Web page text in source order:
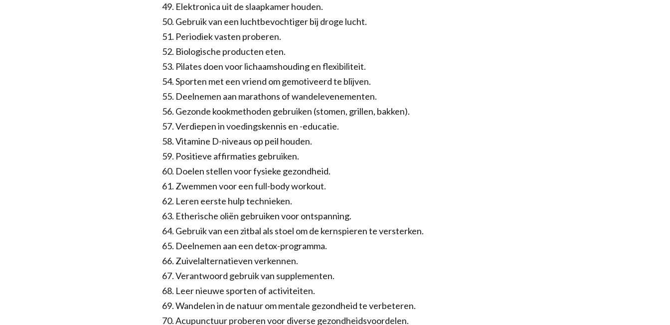
Elektronica uit de slaapkamer houden.
Gebruik van een luchtbevochtiger bij droge lucht.
Periodiek vasten proberen.
Biologische producten eten.
Pilates doen voor lichaamshouding en flexibiliteit.
Sporten met een vriend om gemotiveerd te blijven.
Deelnemen aan marathons of wandelevenementen.
Gezonde kookmethoden gebruiken (stomen, grillen, bakken).
Verdiepen in voedingskennis en -educatie.
Vitamine D-niveaus op peil houden.
Positieve affirmaties gebruiken.
Doelen stellen voor fysieke gezondheid.
Zwemmen voor een full-body workout.
Leren eerste hulp technieken.
Etherische oliën gebruiken voor ontspanning.
Gebruik van een zitbal als stoel om de kernspieren te versterken.
Deelnemen aan een detox-programma.
Zuivelalternatieven verkennen.
Verantwoord gebruik van supplementen.
Leer nieuwe sporten of activiteiten.
Wandelen in de natuur om mentale gezondheid te verbeteren.
Acupunctuur proberen voor diverse gezondheidsvoordelen.